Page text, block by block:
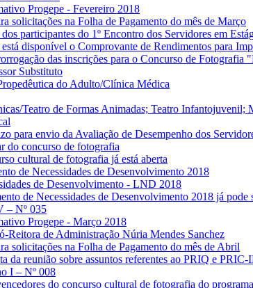
Progepe - Fevereiro 2018
solicitações na Folha de Pagamento do mês de Março
participantes do 1º Encontro dos Servidores em
disponível o Comprovante de Rendimentos para
das inscrições para o Concurso de Fotografia
Substituto
do Adulto/Clínica Médica
Teatro de Formas Animadas; Teatro
para envio da Avaliação de Desempenho dos
do concurso de fotografia
cultural de fotografia já está aberta
de Necessidades de Desenvolvimento 2018
de Desenvolvimento - LND 2018
de Necessidades de Desenvolvimento 2018 já pode
– Nº 035
Progepe - Março 2018
Reitora de Administração Núria Mendes Sanchez
solicitações na Folha de Pagamento do mês de Abril
da reunião sobre assuntos referentes ao PRIQ e PRIC-
I – Nº 008
do concurso cultural de fotografia do